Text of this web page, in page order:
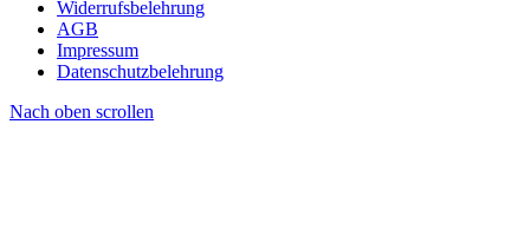
Widerrufsbelehrung
AGB
Impressum
Datenschutzbelehrung
Nach oben scrollen